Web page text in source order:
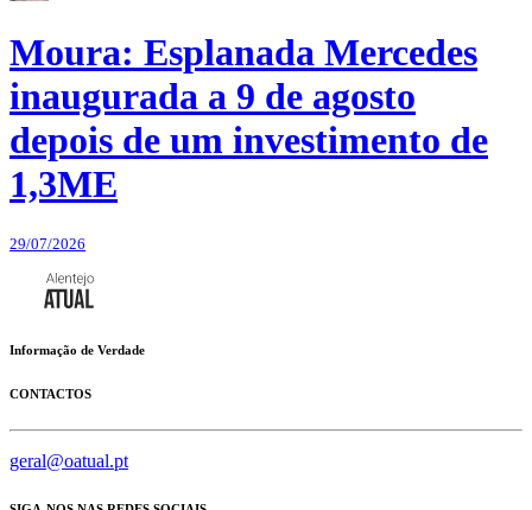
Moura: Esplanada Mercedes
inaugurada a 9 de agosto
depois de um investimento de
1,3ME
29/07/2026
Informação de Verdade
CONTACTOS
geral@oatual.pt